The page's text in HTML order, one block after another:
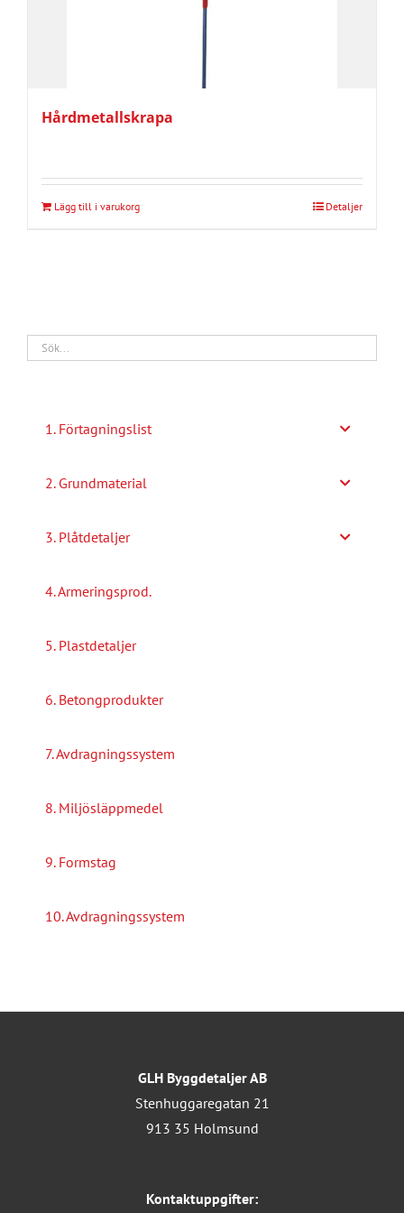
Hårdmetallskrapa
Lägg till i varukorg Detaljer
1. Förtagningslist
2. Grundmaterial
3. Plåtdetaljer
4. Armeringsprod.
5. Plastdetaljer
6. Betongprodukter
7. Avdragningssystem
8. Miljösläppmedel
9. Formstag
10. Avdragningssystem
GLH Byggdetaljer AB
Stenhuggaregatan 21
913 35 Holmsund
Kontaktuppgifter: